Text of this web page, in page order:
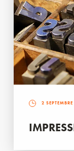
2 SEPTEMBRE